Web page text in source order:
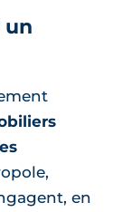
un
en